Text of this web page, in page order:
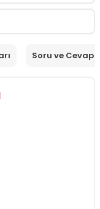
Soru ve Cevap